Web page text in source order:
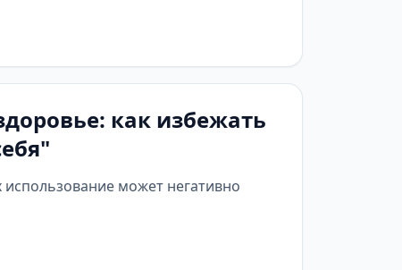
как избежать
может негативно